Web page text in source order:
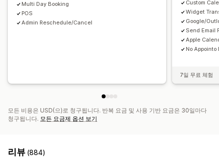
Multi Day Booking
POS
Admin Reschedule/Cancel
Custom
Widget
Google/
Send Email
Apple
No
7일 무료 체험
모든 비용은 USD(으)로 청구됩니다. 반복 요금 및 사용 기반 요금은 30일마다
청구됩니다. 모든 요금제 옵션 보기
리뷰 (884)